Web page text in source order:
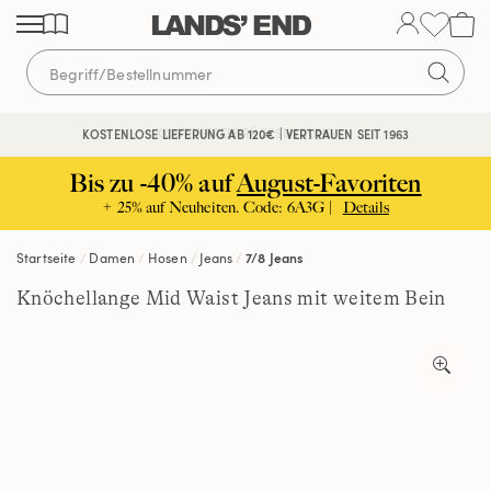
Direkt
zum
Inhalt
Direkt
zur
Navigation
Direkt
zur
Suche
KOSTENLOSE LIEFERUNG AB 120€ | VERTRAUEN SEIT 1963
KOSTENFREIE RÜCKSENDUNG
Bis zu -40% aufAugust-Favoriten
+ 25% auf Neuheiten. Code: 6A3G | Details
Startseite Damen Hosen Jeans 7/8 Jeans
Knöchellange Mid Waist Jeans mit weitem Bein